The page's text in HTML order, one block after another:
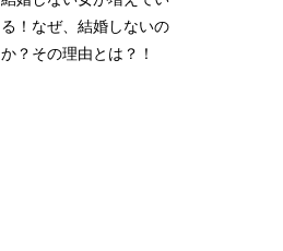
る！なぜ、結婚しないの
か？その理由とは？！